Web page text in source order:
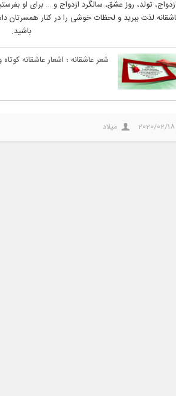
ازدواج، تولد، روز عشق، سالگرد ازدواج و … برای او
لذت ببرید و لحظات خوشی را در کنار همسرتان
باشید.
شعر عاشقانه ؛ اشعار عاشقانه
2020/02/18 میلاد